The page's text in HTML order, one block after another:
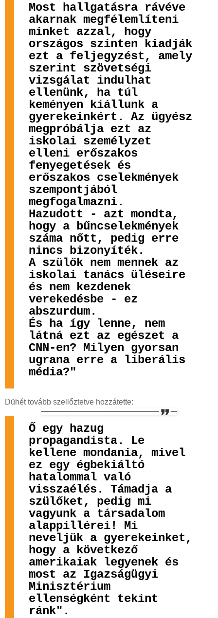
Most hallgatásra rávéve
akarnak megfélemlíteni
minket azzal, hogy
országos szinten kiadják
ezt a feljegyzést, amely
szerint szövetségi
vizsgálat indulhat
ellenünk, ha túl
keményen kiállunk a
gyerekeinkért. Az ügyész
megpróbálja ezt az
iskolai személyzet
elleni erőszakos
fenyegetések és
erőszakos cselekmények
szempontjából
megfogalmazni.
Hazudott - azt mondta,
hogy a bűncselekmények
száma nőtt, pedig erre
nincs bizonyíték.
A szülők nem mennek az
iskolai tanács üléseire
és nem kezdenek
verekedésbe - ez
abszurdum.
És ha így lenne, nem
látná ezt az egészet a
CNN-en? Milyen gyorsan
ugrana erre a liberális
média?"
Dühét tovább szellőztetve hozzátette:
Ő egy hazug
propagandista. Le
kellene mondania, mivel
ez egy égbekiáltó
hatalommal való
visszaélés. Támadja a
szülőket, pedig mi
vagyunk a társadalom
alappillérei! Mi
neveljük a gyerekeinket,
hogy a következő
amerikaiak legyenek és
most az Igazságügyi
Minisztérium
ellenségként tekint
ránk".